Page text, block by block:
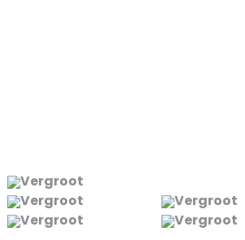
Vergroot
Vergroot
Vergroot
Vergroot
Vergroot